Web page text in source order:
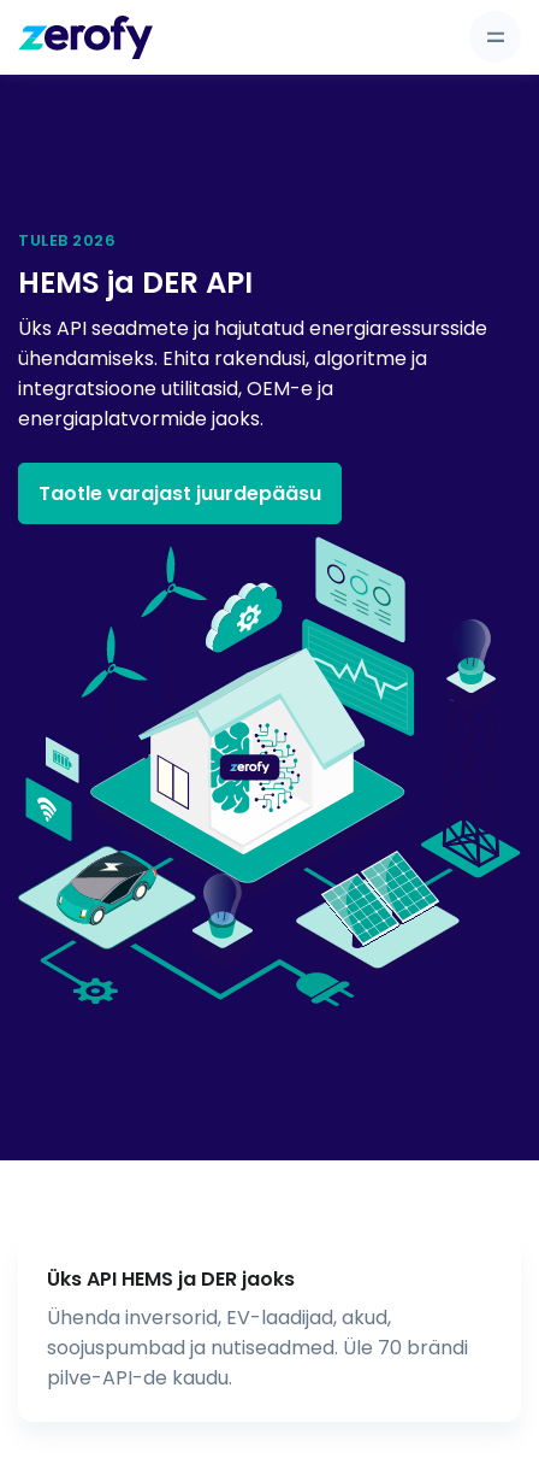
TULEB 2026
HEMS ja DER API
Üks API seadmete ja hajutatud energiaressursside
ühendamiseks. Ehita rakendusi, algoritme ja
integratsioone utilitasid, OEM-e ja
energiaplatvormide jaoks.
Taotle varajast juurdepääsu
Üks API HEMS ja DER jaoks
Ühenda inversorid, EV-laadijad, akud,
soojuspumbad ja nutiseadmed. Üle 70 brändi
pilve-API-de kaudu.